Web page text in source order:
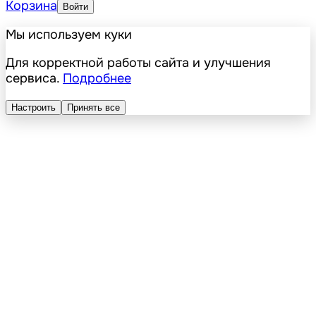
Корзина Войти
Мы используем куки
Для корректной работы сайта и улучшения
сервиса. Подробнее
Настроить Принять все